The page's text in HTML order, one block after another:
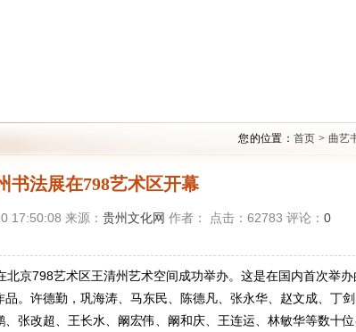
您的位置： 首页 > 曲艺
书法展在798艺术区开幕
17:50:08 来源： 贵州文化网 作者： 点击： 62783 评论： 0
北京798艺术区王清州艺术空间成功举办。这是在国内首次举
。许德勤，巩海涛、马东民、陈德凡、张永华、赵文成、丁剑
张改超、王长水、阚宏伟、阚和庆、王连运、林敏华等数十